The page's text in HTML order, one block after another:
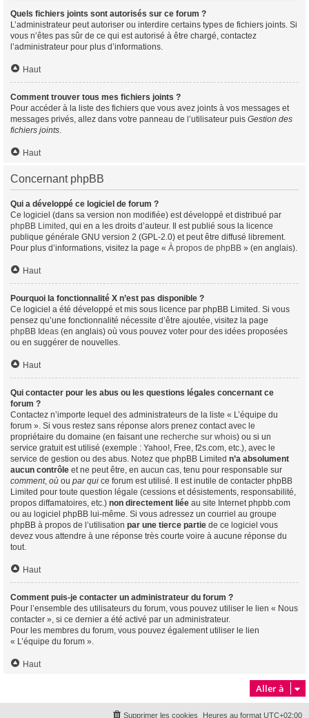
Quels fichiers joints sont autorisés sur ce forum ?
L’administrateur peut autoriser ou interdire certains types de fichiers joints. Si
vous n’êtes pas sûr de ce qui est autorisé à être chargé, contactez
l’administrateur pour plus d’informations.
Haut
Comment trouver tous mes fichiers joints ?
Pour accéder à la liste des fichiers que vous avez joints à vos messages et
messages privés, allez dans votre panneau de l’utilisateur puis Gestion des
fichiers joints.
Haut
Concernant phpBB
Qui a développé ce logiciel de forum ?
Ce logiciel (dans sa version non modifiée) est développé et distribué par
phpBB Limited , qui en a les droits d’auteur. Il est publié sous la licence
publique générale GNU version 2 (GPL-2.0) et peut être diffusé librement.
Pour plus d’informations, visitez la page « À propos de phpBB » (en anglais).
Haut
Pourquoi la fonctionnalité X n’est pas disponible ?
Ce logiciel a été développé et mis sous licence par phpBB Limited. Si vous
pensez qu’une fonctionnalité nécessite d’être ajoutée, visitez la page
phpBB Ideas (en anglais) où vous pouvez voter pour des idées proposées
ou en suggérer de nouvelles.
Haut
Qui contacter pour les abus ou les questions légales concernant ce
forum ?
Contactez n’importe lequel des administrateurs de la liste « L’équipe du
forum ». Si vous restez sans réponse alors prenez contact avec le
propriétaire du domaine (en faisant une recherche sur whois) ou si un
service gratuit est utilisé (exemple : Yahoo!, Free, f2s.com, etc.), avec le
service de gestion ou des abus. Notez que phpBB Limited n’a absolument
aucun contrôle et ne peut être, en aucun cas, tenu pour responsable sur
comment, où ou par qui ce forum est utilisé. Il est inutile de contacter phpBB
Limited pour toute question légale (cessions et désistements, responsabilité,
propos diffamatoires, etc.) non directement liée au site Internet phpbb.com
ou au logiciel phpBB lui-même. Si vous adressez un courriel au groupe
phpBB à propos de l’utilisation par une tierce partie de ce logiciel vous
devez vous attendre à une réponse très courte voire à aucune réponse du
tout.
Haut
Comment puis-je contacter un administrateur du forum ?
Pour l’ensemble des utilisateurs du forum, vous pouvez utiliser le lien « Nous
contacter », si ce dernier a été activé par un administrateur.
Pour les membres du forum, vous pouvez également utiliser le lien
« L’équipe du forum ».
Haut
Aller à
Heures au format UTC+02:00
Supprimer les cookies